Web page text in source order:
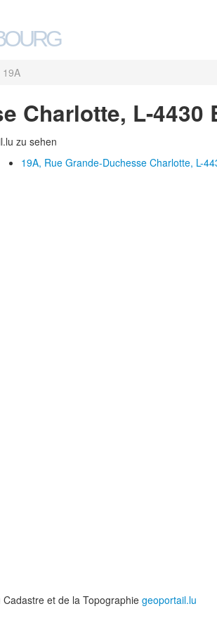
19A
Charlotte, L-4430
zu sehen
19A, Rue Grande-Duchesse Charlotte, L-
et de la Topographie geoportail.lu